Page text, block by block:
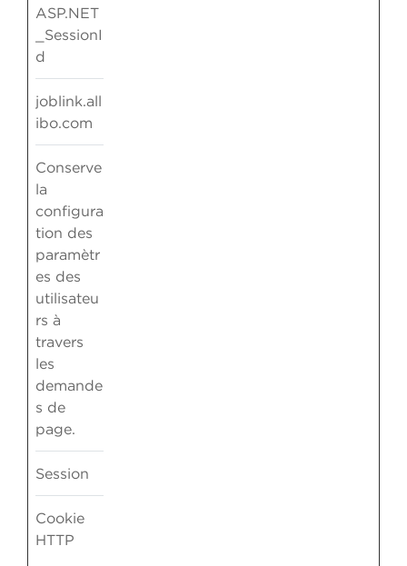
ASP.NET
_SessionI
d
joblink.all
ibo.com
Conserve
la
configura
tion des
paramètr
es des
utilisateu
rs à
travers
les
demande
s de
page.
Session
Cookie
HTTP